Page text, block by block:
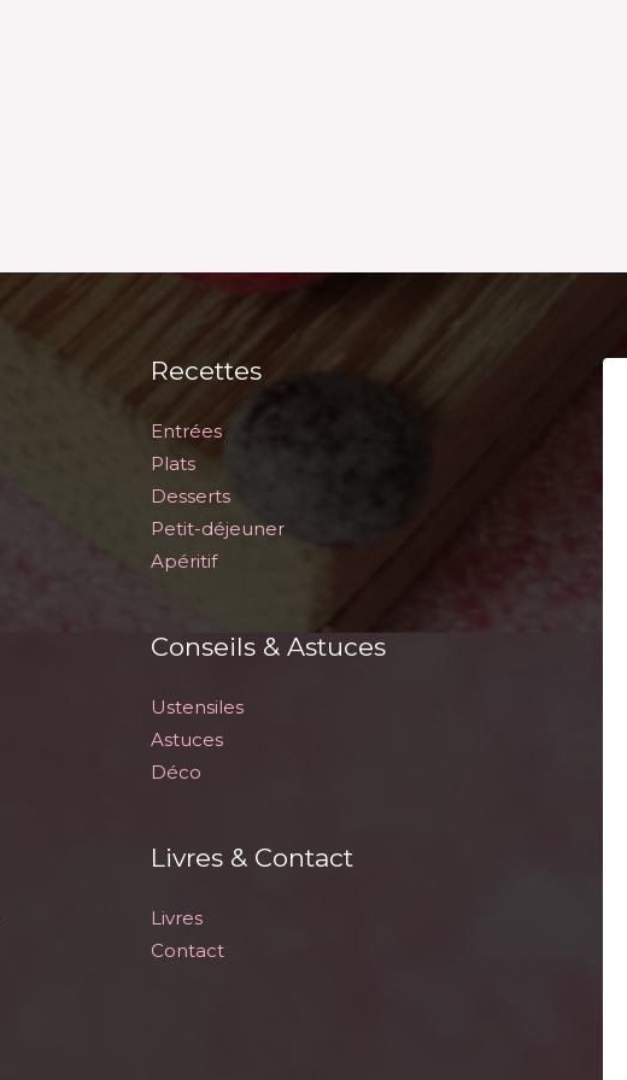
Recettes
Entrées
Plats
Desserts
Petit-déjeuner
Apéritif
Conseils & Astuces
Ustensiles
Astuces
Déco
Livres & Contact
Livres
Contact